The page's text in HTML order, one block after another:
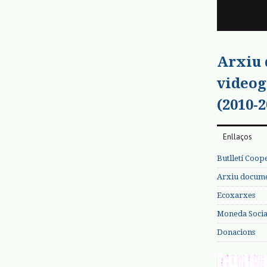
Arxiu
(2010-
Enllaços
Butlletí
Arxiu
Ecoxarxes
Moneda
Donacions